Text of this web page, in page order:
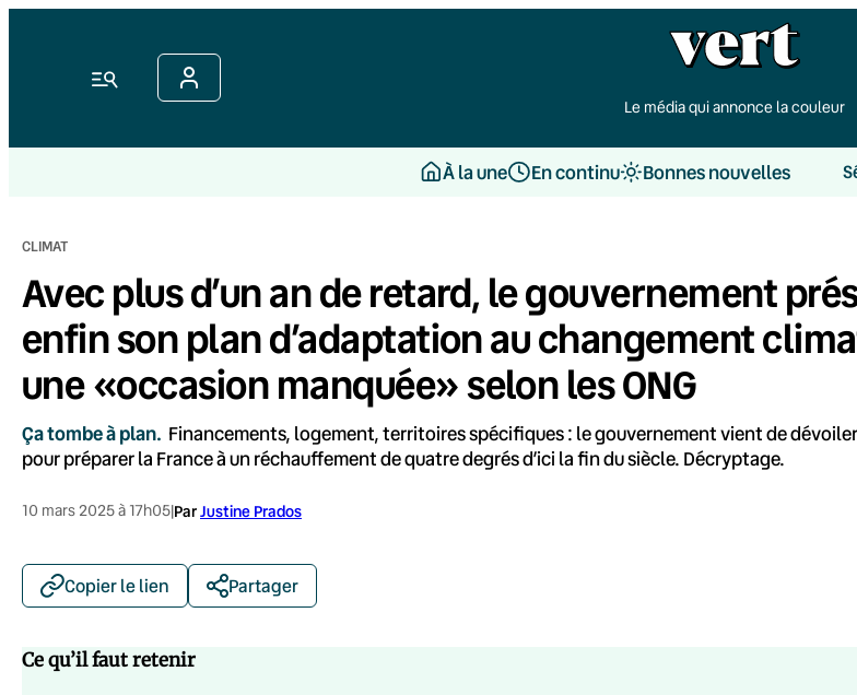
Menu
Le média qui annonce la couleur
À la une En continu Bonnes nouvelles
CLIMAT
Avec plus d’un an de retard, le gouvernement
enfin son plan d’adaptation au changement
une «occasion manquée» selon les ONG
Ça tombe à plan. Financements, logement, territoires spécifiques : le gouvernement vient de
pour préparer la France à un réchauffement de quatre degrés d’ici la fin du siècle. Décryptage.
10 mars 2025 à 17h05|ParJustine Prados
Copier le lien Partager
Ce qu’il faut retenir